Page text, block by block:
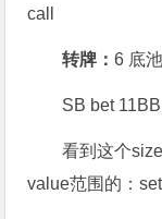
call
转牌：6 底
SB bet
看到这个
value范围的：